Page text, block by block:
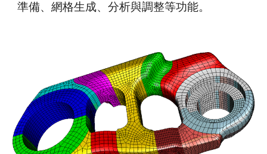
準備、網格生成、分析與調整等功能。